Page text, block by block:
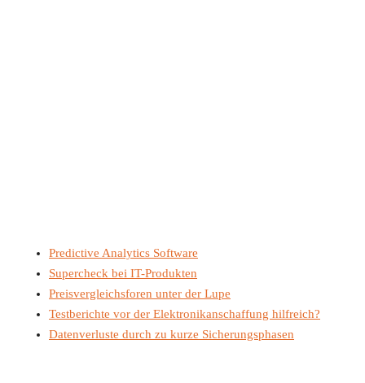
Predictive Analytics Software
Supercheck bei IT-Produkten
Preisvergleichsforen unter der Lupe
Testberichte vor der Elektronikanschaffung hilfreich?
Datenverluste durch zu kurze Sicherungsphasen